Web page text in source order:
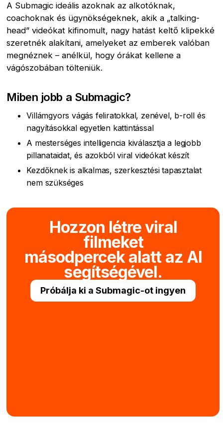
A Submagic ideális azoknak az alkotóknak,
coachoknak és ügynökségeknek, akik a „talking-
head” videókat kifinomult, nagy hatást keltő klipekké
szeretnék alakítani, amelyeket az emberek valóban
megnéznek – anélkül, hogy órákat kellene a
vágószobában tölteniük.
Miben jobb a Submagic?
Villámgyors vágás feliratokkal, zenével, b-roll és
nagyításokkal egyetlen kattintással
A mesterséges intelligencia kiválasztja a legjobb
pillanataidat, és azokból viral videókat készít
Kezdőknek is alkalmas, szerkesztési tapasztalat
nem szükséges
Hozzon létre viral
filmeket
másodpercek alatt az AI
segítségével.
Próbálja ki a Submagic-ot ingyen